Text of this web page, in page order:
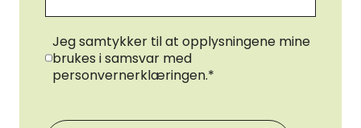
Samtykke*
Jeg samtykker til at opplysningene mine
brukes i samsvar med
personvernerklæringen.*